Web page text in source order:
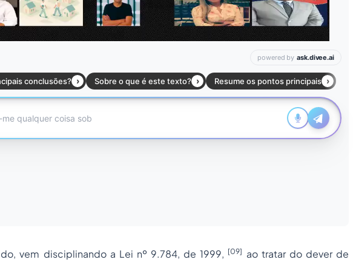
vem disciplinando a Lei nº 9.784, de 1999, [09] ao tratar do dever de